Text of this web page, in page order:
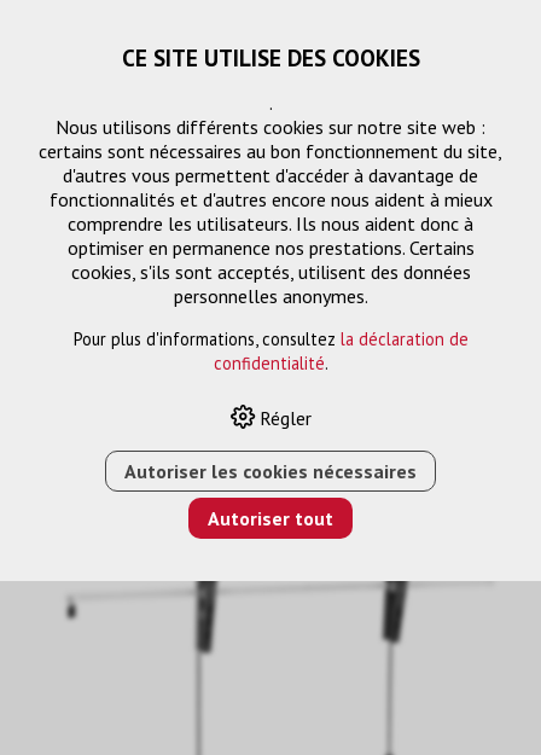
›
4710 SUPPORT MURAL POUR ÉCRAN INCLINABLE
CE SITE UTILISE DES COOKIES
.
Nous utilisons différents cookies sur notre site web :
certains sont nécessaires au bon fonctionnement du site,
d'autres vous permettent d'accéder à davantage de
fonctionnalités et d'autres encore nous aident à mieux
comprendre les utilisateurs. Ils nous aident donc à
optimiser en permanence nos prestations. Certains
cookies, s'ils sont acceptés, utilisent des données
personnelles anonymes.
Pour plus d'informations, consultez la déclaration de
confidentialité.
Régler
Autoriser les cookies nécessaires
Autoriser tout